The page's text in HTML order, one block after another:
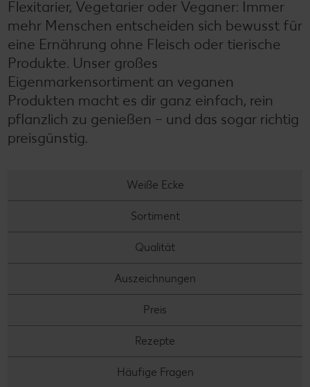
Flexitarier, Vegetarier oder Veganer: Immer
mehr Menschen entscheiden sich bewusst für
eine Ernährung ohne Fleisch oder tierische
Produkte. Unser großes
Eigenmarkensortiment an veganen
Produkten macht es dir ganz einfach, rein
pflanzlich zu genießen – und das sogar richtig
preisgünstig.
Weiße Ecke
Sortiment
Qualität
Auszeichnungen
Preis
Rezepte
Häufige Fragen